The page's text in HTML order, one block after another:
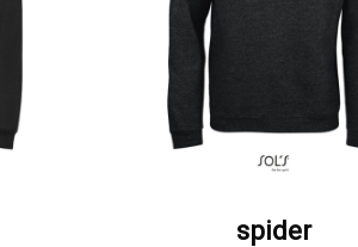
ΖΗΤΗΣΤΕ ΠΡΟΣΦΟΡΑ
spider